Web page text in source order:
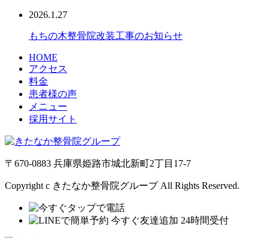
2026.1.27
もちの木整骨院改装工事のお知らせ
HOME
アクセス
料金
患者様の声
メニュー
採用サイト
〒670-0883 兵庫県姫路市城北新町2丁目17-7
Copyright c きたなか整骨院グループ All Rights Reserved.